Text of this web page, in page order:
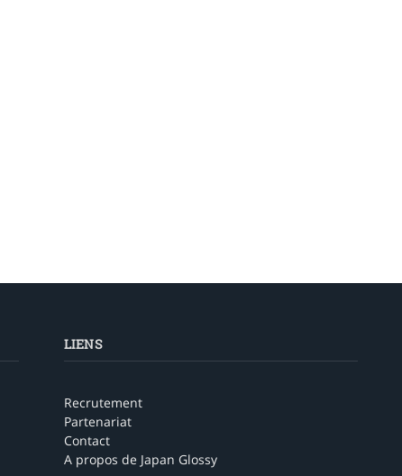
LIENS
Recrutement
Partenariat
Contact
A propos de Japan Glossy